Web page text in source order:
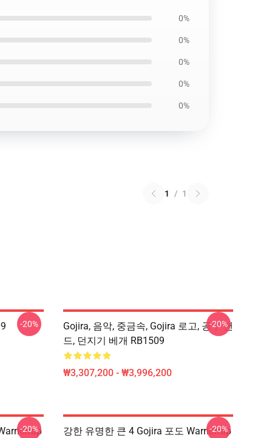
0%
0%
0%
0%
0%
1 / 1
-20%
Gojira, 음악, 중금속, Gojira 로고, 공구 밴
드, 던지기 베개 RB1509
₩3,307,200 - ₩3,996,200
-20%
-20%
강한 유명한 큰 4 Gojira 포도 Warriorrap
-20%